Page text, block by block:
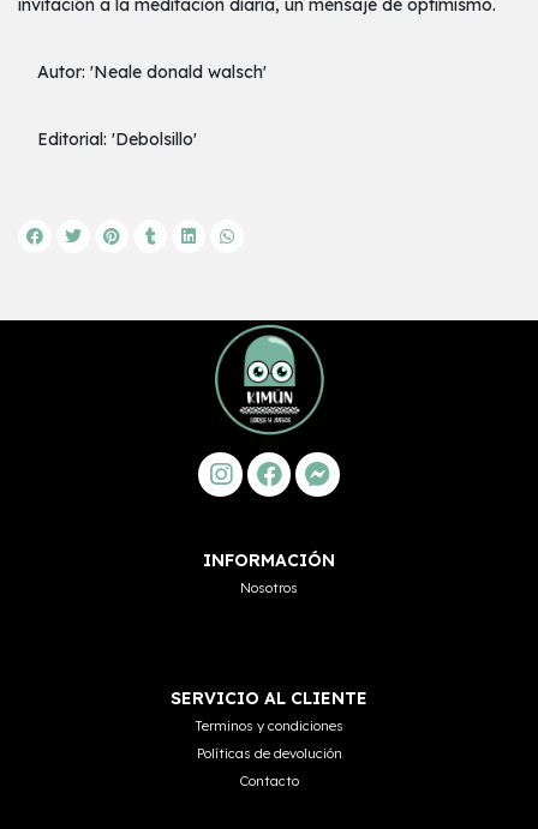
invitación a la meditación diaria, un mensaje de optimismo.
Autor: 'Neale donald walsch'
Editorial: 'Debolsillo'
INFORMACIÓN
Nosotros
SERVICIO AL CLIENTE
Terminos y condiciones
Políticas de devolución
Contacto